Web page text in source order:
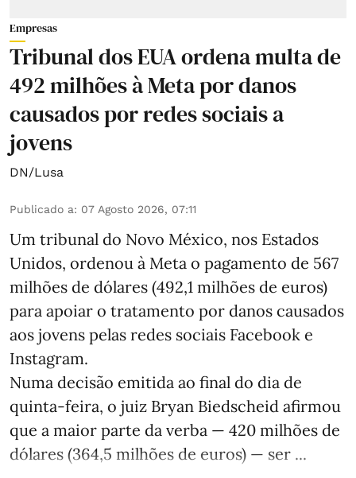
Empresas
Tribunal dos EUA ordena multa de
492 milhões à Meta por danos
causados por redes sociais a
jovens
DN/Lusa
Publicado a: 07 Agosto 2026, 07:11
Um tribunal do Novo México, nos Estados
Unidos, ordenou à Meta o pagamento de 567
milhões de dólares (492,1 milhões de euros)
para apoiar o tratamento por danos causados
aos jovens pelas redes sociais Facebook e
Instagram.
Numa decisão emitida ao final do dia de
quinta-feira, o juiz Bryan Biedscheid afirmou
que a maior parte da verba — 420 milhões de
dólares (364,5 milhões de euros) — ser ...